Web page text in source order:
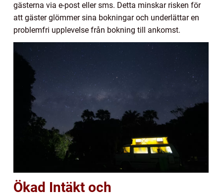
gästerna via e-post eller sms. Detta minskar risken för
att gäster glömmer sina bokningar och underlättar en
problemfri upplevelse från bokning till ankomst.
Ökad Intäkt och